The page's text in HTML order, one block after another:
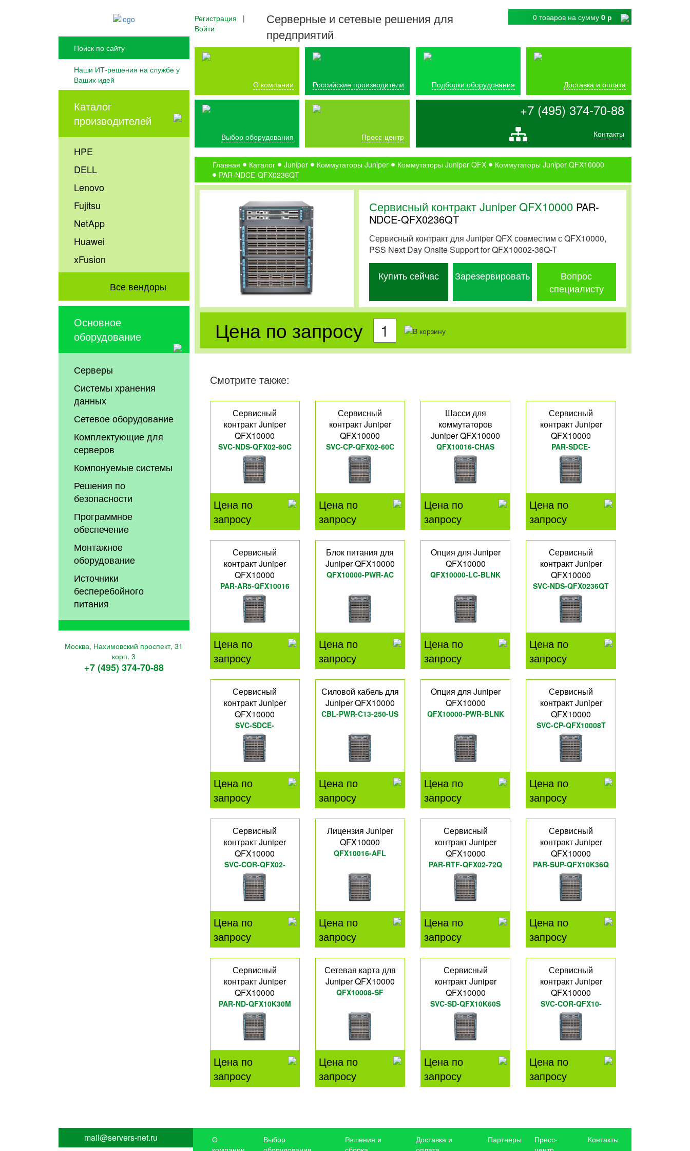
Наши ИТ-решения на службе у
Ваших идей
Каталог
производителей
HPE
DELL
Lenovo
Fujitsu
NetApp
Huawei
xFusion
Все вендоры
Основное
оборудование
Серверы
Системы хранения
данных
Сетевое оборудование
Комплектующие для
серверов
Компонуемые системы
Решения по
безопасности
Программное
обеспечение
Монтажное
оборудование
Источники
бесперебойного
питания
Москва, Нахимовский проспект, 31
корп. 3
+7 (495) 374-70-88
Регистрация |
Войти
Серверные и сетевые решения для
предприятий
0 товаров на сумму 0 р
О компании Российские производители Подборки оборудования Доставка и оплата
Выбор оборудования Пресс-центр
+7 (495) 374-70-88
Контакты
Главная Каталог Juniper Коммутаторы Juniper Коммутаторы Juniper QFX
Коммутаторы Juniper QFX10000
PAR-NDCE-QFX0236QT
Сервисный контракт Juniper QFX10000 PAR-
NDCE-QFX0236QT
Сервисный контракт для Juniper QFX совместим с QFX10000,
PSS Next Day Onsite Support for QFX10002-36Q-T
Купить сейчас Зарезервировать
Вопрос
специалисту
Цена по запросу
Смотрите также:
Сервисный
контракт Juniper
QFX10000
SVC-NDS-QFX02-60C
Цена по
запросу
Сервисный
контракт Juniper
QFX10000
SVC-CP-QFX02-60C
Цена по
запросу
Шасси для
коммутаторов
Juniper QFX10000
QFX10016-CHAS
Цена по
запросу
Сервисный
контракт Juniper
QFX10000
PAR-SDCE-
QFX10008T
Цена по
запросу
Сервисный
контракт Juniper
QFX10000
PAR-AR5-QFX10016
Цена по
запросу
Блок питания для
Juniper QFX10000
QFX10000-PWR-AC
Цена по
запросу
Опция для Juniper
QFX10000
QFX10000-LC-BLNK
Цена по
запросу
Сервисный
контракт Juniper
QFX10000
SVC-NDS-QFX0236QT
Цена по
запросу
Сервисный
контракт Juniper
QFX10000
SVC-SDCE-
QFX10K36Q
Цена по
запросу
Силовой кабель для
Juniper QFX10000
CBL-PWR-C13-250-US
Цена по
запросу
Опция для Juniper
QFX10000
QFX10000-PWR-BLNK
Цена по
запросу
Сервисный
контракт Juniper
QFX10000
SVC-CP-QFX10008T
Цена по
запросу
Сервисный
контракт Juniper
QFX10000
SVC-COR-QFX02-
72QL
Цена по
запросу
Лицензия Juniper
QFX10000
QFX10016-AFL
Цена по
запросу
Сервисный
контракт Juniper
QFX10000
PAR-RTF-QFX02-72Q
Цена по
запросу
Сервисный
контракт Juniper
QFX10000
PAR-SUP-QFX10K36Q
Цена по
запросу
Сервисный
контракт Juniper
QFX10000
PAR-ND-QFX10K30M
Цена по
запросу
Сетевая карта для
Juniper QFX10000
QFX10008-SF
Цена по
запросу
Сервисный
контракт Juniper
QFX10000
SVC-SD-QFX10K60S
Цена по
запросу
Сервисный
контракт Juniper
QFX10000
SVC-COR-QFX10-
36QL
Цена по
запросу
mail@servers-net.ru
О
Выбор
Решения и
Доставка и
Партнеры
Пресс-
Контакты